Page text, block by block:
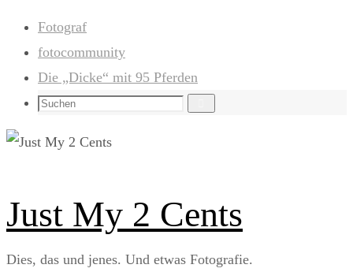
Zum
Inhalt
springen
Fotograf
fotocommunity
Die „Dicke“ mit 95 Pferden
Suchen
Just My 2 Cents
Dies, das und jenes. Und etwas Fotografie.